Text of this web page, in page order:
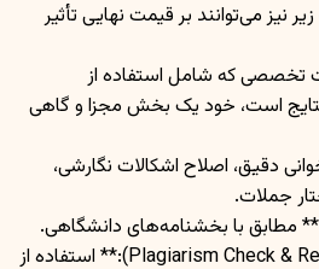
نیز می‌توانند بر قیمت نهایی تأثیر
تخصصی که شامل استفاده از
است، خود یک بخش مجزا و گاهی
دقیق، اصلاح اشکالات نگارشی،
جملات.
مطابق با بخشنامه‌های دانشگاهی.
* **رفع سرقت ادبی (Plagiarism Check & Reduction):** استفاده از